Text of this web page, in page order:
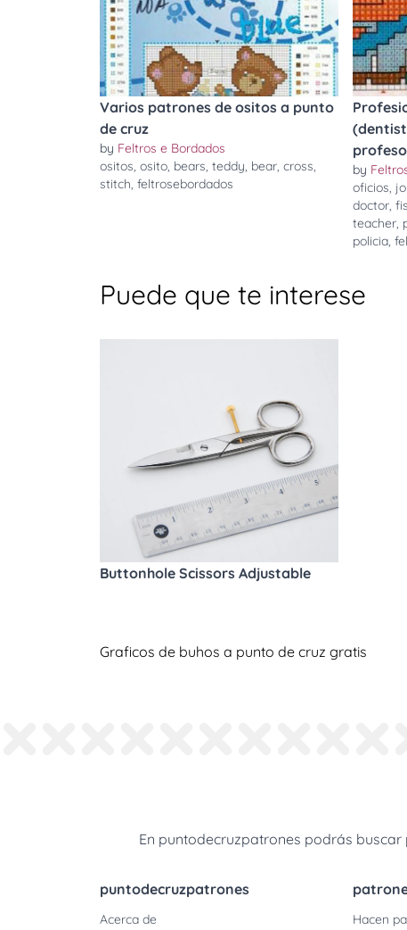
Varios patrones de ositos a punto
de cruz
by Feltros e Bordados
ositos, osito, bears, teddy, bear, cross,
stitch, feltrosebordados
by
oficios,
doctor,
teacher,
policia,
Puede que te interese
Buttonhole Scissors Adjustable
Graficos de buhos a punto de cruz gratis
En puntodecruzpatrones podrás
puntodecruzpatrones
Acerca de
Hacen